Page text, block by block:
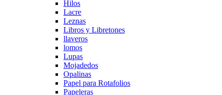
Hilos
Lacre
Leznas
Libros y Libretones
llaveros
lomos
Lupas
Mojadedos
Opalinas
Papel para Rotafolios
Papeleras